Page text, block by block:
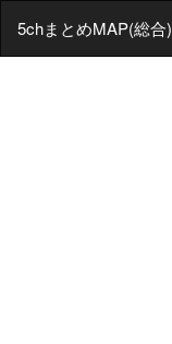
5chまとめMAP(総合)